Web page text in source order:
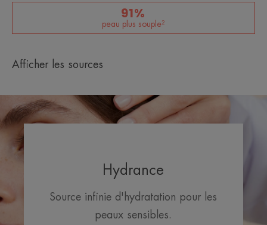
91%
peau plus souple²
Afficher les sources
Hydrance
Source infinie d'hydratation pour les
peaux sensibles.